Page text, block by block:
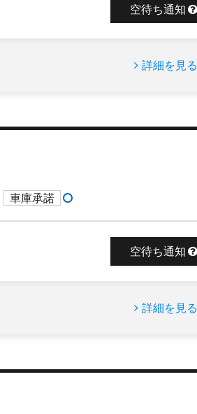
空待ち通知
詳細を見る
車庫承諾
空待ち通知
詳細を見る